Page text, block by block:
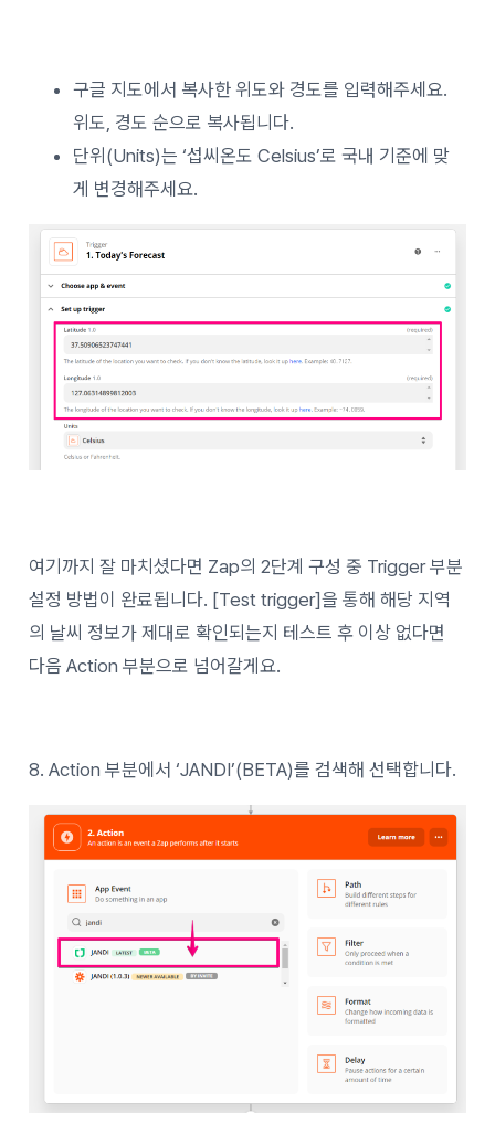
구글 지도에서 복사한 위도와 경도를 입력해주세요.
위도, 경도 순으로 복사됩니다.
단위(Units)는 ‘섭씨온도 Celsius’로 국내 기준에 맞
게 변경해주세요.
여기까지 잘 마치셨다면 Zap의 2단계 구성 중 Trigger 부분
설정 방법이 완료됩니다. [Test trigger]을 통해 해당 지역
의 날씨 정보가 제대로 확인되는지 테스트 후 이상 없다면
다음 Action 부분으로 넘어갈게요.
8. Action 부분에서 ‘JANDI’(BETA)를 검색해 선택합니다.